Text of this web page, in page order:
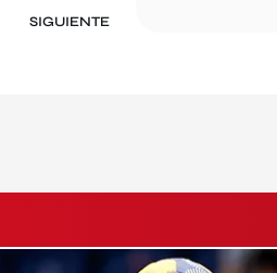
SIGUIENTE